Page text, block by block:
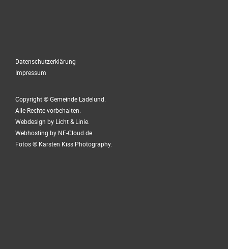
Datenschutzerklärung
Impressum
Copyright © Gemeinde Ladelund.
Alle Rechte vorbehalten.
Webdesign by Licht & Linie.
Webhosting by NF-Cloud.de.
Fotos © Karsten Kiss Photography.